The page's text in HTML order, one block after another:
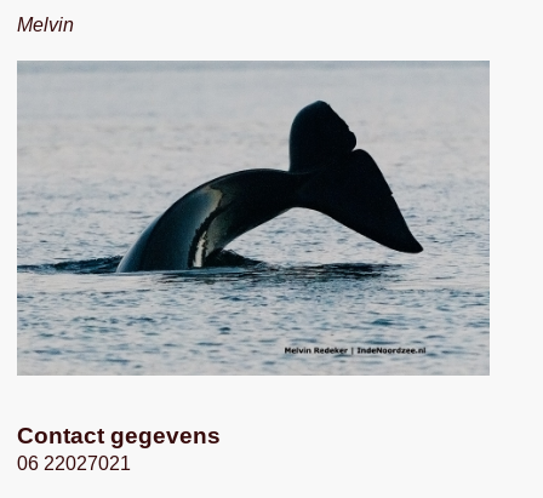
Melvin
Contact gegevens
06 22027021